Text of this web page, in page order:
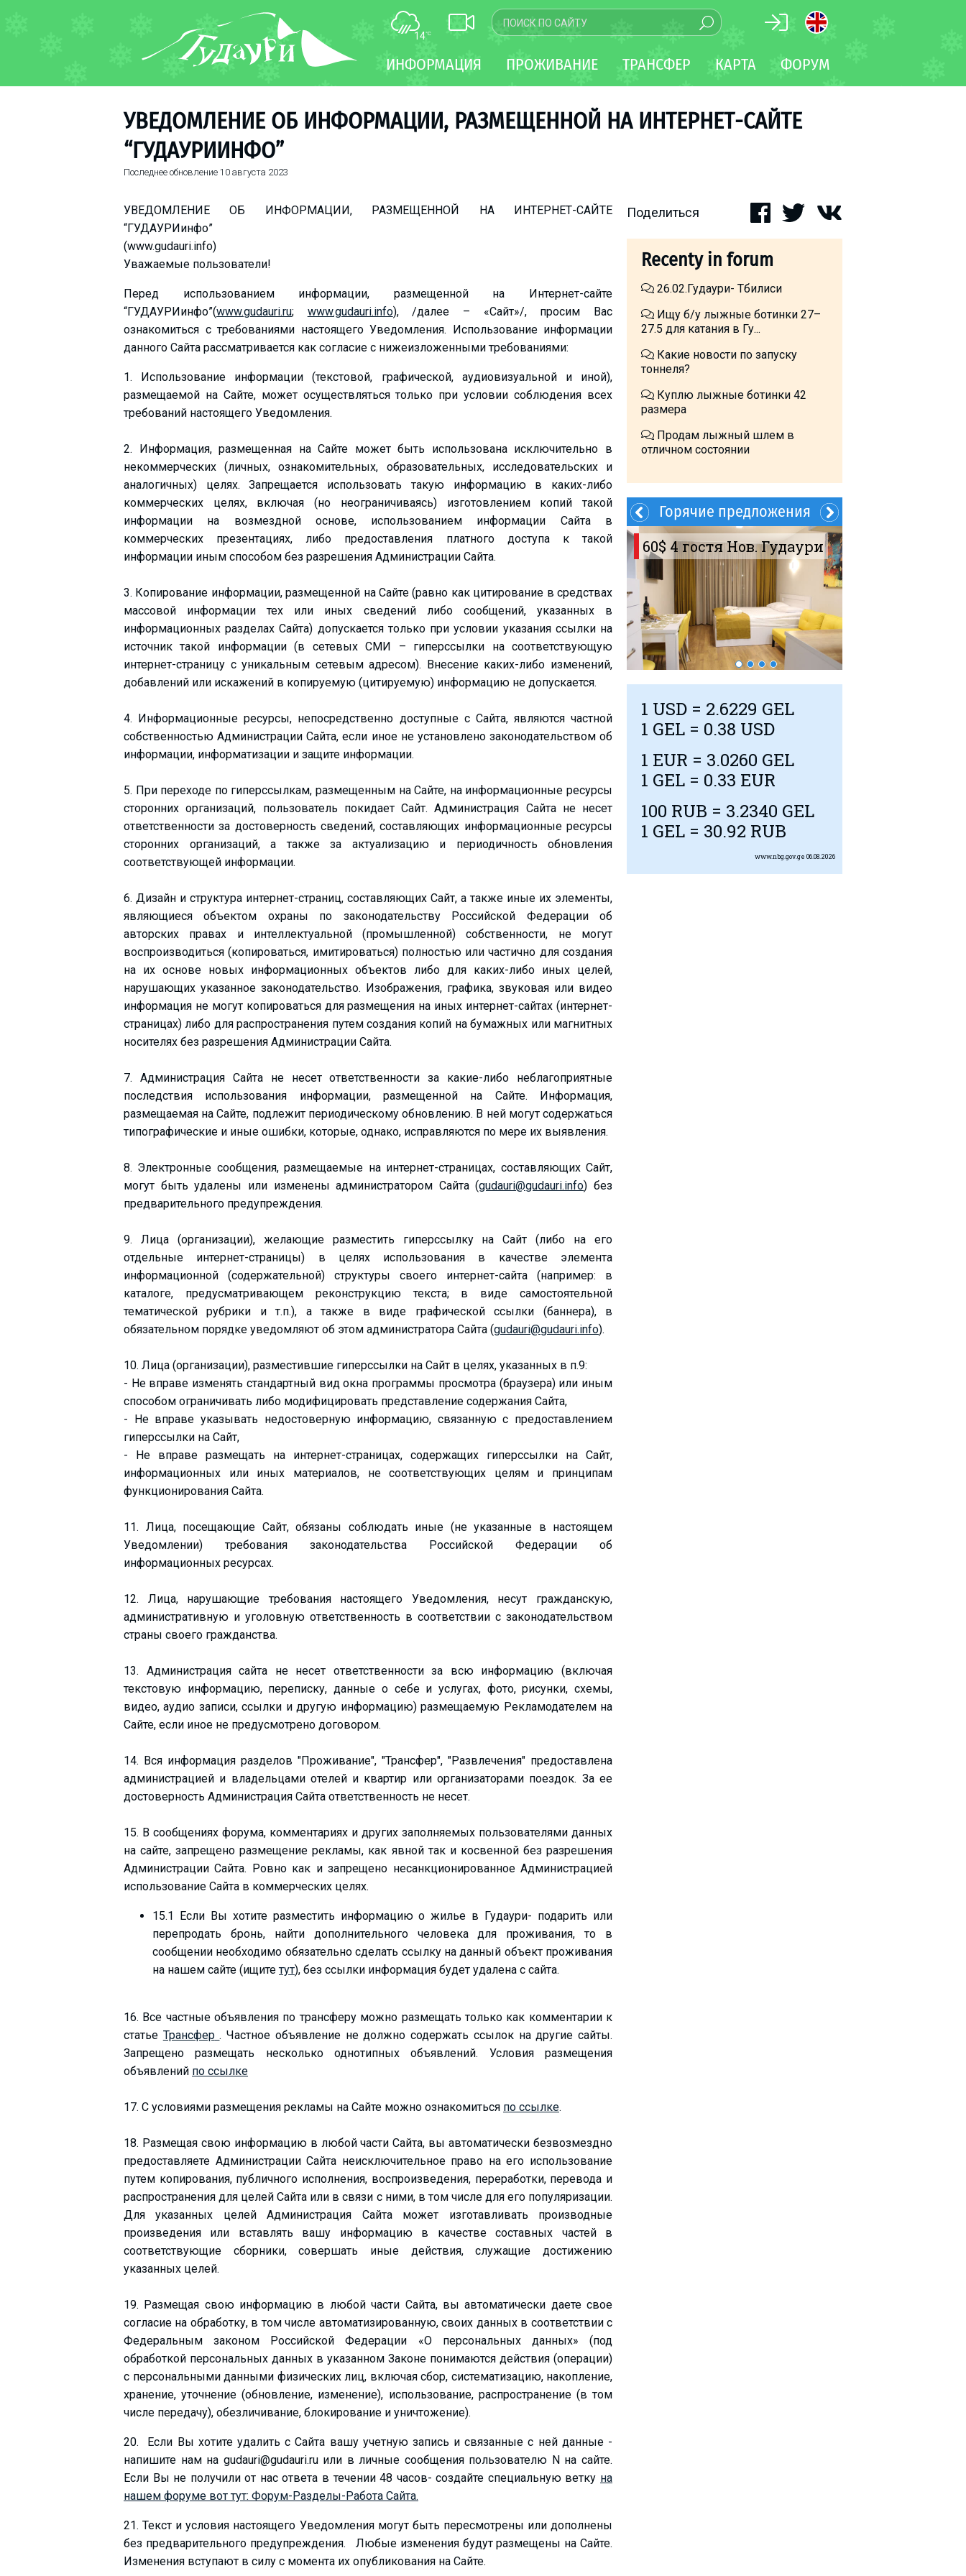
14°C
ИНФОРМАЦИЯ ПРОЖИВАНИЕ ТРАНСФЕР КАРТА ФОРУМ
УВЕДОМЛЕНИЕ ОБ ИНФОРМАЦИИ, РАЗМЕЩЕННОЙ НА ИНТЕРНЕТ-САЙТЕ
“ГУДАУРИИНФО”
Последнее обновление 10 августа 2023
УВЕДОМЛЕНИЕ ОБ ИНФОРМАЦИИ, РАЗМЕЩЕННОЙ НА ИНТЕРНЕТ-САЙТЕ
“ГУДАУРИинфо”
(www.gudauri.info)
Уважаемые пользователи!
Перед использованием информации, размещенной на Интернет-сайте
“ГУДАУРИинфо”(www.gudauri.ru; www.gudauri.info), /далее – «Сайт»/, просим Вас
ознакомиться с требованиями настоящего Уведомления. Использование информации
данного Сайта рассматривается как согласие с нижеизложенными требованиями:
1. Использование информации (текстовой, графической, аудиовизуальной и иной),
размещаемой на Сайте, может осуществляться только при условии соблюдения всех
требований настоящего Уведомления.
2. Информация, размещенная на Сайте может быть использована исключительно в
некоммерческих (личных, ознакомительных, образовательных, исследовательских и
аналогичных) целях. Запрещается использовать такую информацию в каких-либо
коммерческих целях, включая (но неограничиваясь) изготовлением копий такой
информации на возмездной основе, использованием информации Сайта в
коммерческих презентациях, либо предоставления платного доступа к такой
информации иным способом без разрешения Администрации Сайта.
3. Копирование информации, размещенной на Сайте (равно как цитирование в средствах
массовой информации тех или иных сведений либо сообщений, указанных в
информационных разделах Сайта) допускается только при условии указания ссылки на
источник такой информации (в сетевых СМИ – гиперссылки на соответствующую
интернет-страницу с уникальным сетевым адресом). Внесение каких-либо изменений,
добавлений или искажений в копируемую (цитируемую) информацию не допускается.
4. Информационные ресурсы, непосредственно доступные с Сайта, являются частной
собственностью Администрации Сайта, если иное не установлено законодательством об
информации, информатизации и защите информации.
5. При переходе по гиперссылкам, размещенным на Сайте, на информационные ресурсы
сторонних организаций, пользователь покидает Сайт. Администрация Сайта не несет
ответственности за достоверность сведений, составляющих информационные ресурсы
сторонних организаций, а также за актуализацию и периодичность обновления
соответствующей информации.
6. Дизайн и структура интернет-страниц, составляющих Сайт, а также иные их элементы,
являющиеся объектом охраны по законодательству Российской Федерации об
авторских правах и интеллектуальной (промышленной) собственности, не могут
воспроизводиться (копироваться, имитироваться) полностью или частично для создания
на их основе новых информационных объектов либо для каких-либо иных целей,
нарушающих указанное законодательство. Изображения, графика, звуковая или видео
информация не могут копироваться для размещения на иных интернет-сайтах (интернет-
страницах) либо для распространения путем создания копий на бумажных или магнитных
носителях без разрешения Администрации Сайта.
7. Администрация Сайта не несет ответственности за какие-либо неблагоприятные
последствия использования информации, размещенной на Сайте. Информация,
размещаемая на Сайте, подлежит периодическому обновлению. В ней могут содержаться
типографические и иные ошибки, которые, однако, исправляются по мере их выявления.
8. Электронные сообщения, размещаемые на интернет-страницах, составляющих Сайт,
могут быть удалены или изменены администратором Сайта (gudauri@gudauri.info) без
предварительного предупреждения.
9. Лица (организации), желающие разместить гиперссылку на Сайт (либо на его
отдельные интернет-страницы) в целях использования в качестве элемента
информационной (содержательной) структуры своего интернет-сайта (например: в
каталоге, предусматривающем реконструкцию текста; в виде самостоятельной
тематической рубрики и т.п.), а также в виде графической ссылки (баннера), в
обязательном порядке уведомляют об этом администратора Cайта (gudauri@gudauri.info).
10. Лица (организации), разместившие гиперссылки на Сайт в целях, указанных в п.9:
- Не вправе изменять стандартный вид окна программы просмотра (браузера) или иным
способом ограничивать либо модифицировать представление содержания Сайта,
- Не вправе указывать недостоверную информацию, связанную с предоставлением
гиперссылки на Сайт,
- Не вправе размещать на интернет-страницах, содержащих гиперссылки на Сайт,
информационных или иных материалов, не соответствующих целям и принципам
функционирования Сайта.
11. Лица, посещающие Сайт, обязаны соблюдать иные (не указанные в настоящем
Уведомлении) требования законодательства Российской Федерации об
информационных ресурсах.
12. Лица, нарушающие требования настоящего Уведомления, несут гражданскую,
административную и уголовную ответственность в соответствии с законодательством
страны своего гражданства.
13. Администрация сайта не несет ответственности за всю информацию (включая
текстовую информацию, переписку, данные о себе и услугах, фото, рисунки, схемы,
видео, аудио записи, ссылки и другую информацию) размещаемую Рекламодателем на
Сайте, если иное не предусмотрено договором.
14. Вся информация разделов "Проживание", "Трансфер", "Развлечения" предоставлена
администрацией и владельцами отелей и квартир или организаторами поездок. За ее
достоверность Администрация Сайта ответственность не несет.
15. В сообщениях форума, комментариях и других заполняемых пользователями данных
на сайте, запрещено размещение рекламы, как явной так и косвенной без разрешения
Администрации Сайта. Ровно как и запрещено несанкционированное Администрацией
использование Сайта в коммерческих целях.
15.1 Если Вы хотите разместить информацию о жилье в Гудаури- подарить или
перепродать бронь, найти дополнительного человека для проживания, то в
сообщении необходимо обязательно сделать ссылку на данный объект проживания
на нашем сайте (ищитетут), без ссылки информация будет удалена с сайта.
16. Все частные объявления по трансферу можно размещать только как комментарии к
статье Трансфер . Частное объявление не должно содержать ссылок на другие сайты.
Запрещено размещать несколько однотипных объявлений. Условия размещения
объявлений по ссылке
17. С условиями размещения рекламы на Сайте можно ознакомиться по ссылке.
18. Размещая свою информацию в любой части Сайта, вы автоматически безвозмездно
предоставляете Администрации Сайта неисключительное право на его использование
путем копирования, публичного исполнения, воспроизведения, переработки, перевода и
распространения для целей Сайта или в связи с ними, в том числе для его популяризации.
Для указанных целей Администрация Сайта может изготавливать производные
произведения или вставлять вашу информацию в качестве составных частей в
соответствующие сборники, совершать иные действия, служащие достижению
указанных целей.
19. Размещая свою информацию в любой части Сайта, вы автоматически даете свое
согласие на обработку, в том числе автоматизированную, своих данных в соответствии с
Федеральным законом Российской Федерации «О персональных данных» (под
обработкой персональных данных в указанном Законе понимаются действия (операции)
с персональными данными физических лиц, включая сбор, систематизацию, накопление,
хранение, уточнение (обновление, изменение), использование, распространение (в том
числе передачу), обезличивание, блокирование и уничтожение).
20. Если Вы хотите удалить с Cайта вашу учетную запись и связанные с ней данные -
напишите нам на gudauri@gudauri.ru или в личные сообщения пользователю N на сайте.
Если Вы не получили от нас ответа в течении 48 часов- создайте специальную ветку на
нашем форуме вот тут: Форум-Разделы-Работа Сайта.
21. Текст и условия настоящего Уведомления могут быть пересмотрены или дополнены
без предварительного предупреждения. Любые изменения будут размещены на Сайте.
Изменения вступают в силу с момента их опубликования на Сайте.
Поделиться
Recenty in forum
26.02.Гудаури- Тбилиси
Ищу б/у лыжные ботинки 27–
27.5 для катания в Гу...
Какие новости по запуску
тоннеля?
Куплю лыжные ботинки 42
размера
Продам лыжный шлем в
отличном состоянии
Заказать Трансфер! 60$ 4 гостя Нов. Гудаури
Горячие предложения
1 USD = 2.6229 GEL
1 GEL = 0.38 USD
1 EUR = 3.0260 GEL
1 GEL = 0.33 EUR
100 RUB = 3.2340 GEL
1 GEL = 30.92 RUB
www.nbg.gov.ge 06.08.2026
Инструкторы
Дети в Гудаури
Развлечения
Календарь событий
Телеграм-канал
Гудаури
INFO
ПРОЖИВАНИЕ
Горячие предложения
Долгосрочная аренда
Визы и Документы